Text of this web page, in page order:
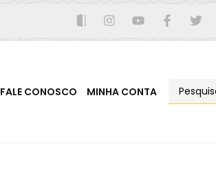
FALE CONOSCO MINHA CONTA